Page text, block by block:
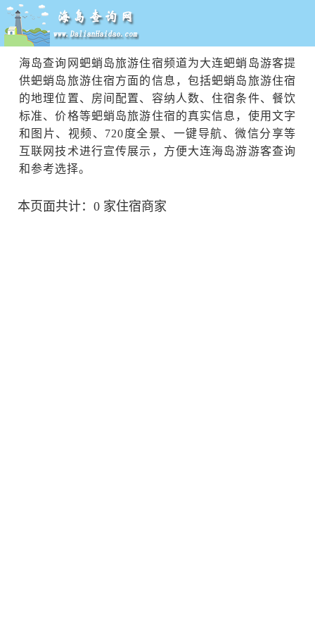
海岛查询网蚆蛸岛旅游住宿频道为大连蚆蛸岛游客提
供蚆蛸岛旅游住宿方面的信息，包括蚆蛸岛旅游住宿
的地理位置、房间配置、容纳人数、住宿条件、餐饮
标准、价格等蚆蛸岛旅游住宿的真实信息，使用文字
和图片、视频、720度全景、一键导航、微信分享等
互联网技术进行宣传展示，方便大连海岛游游客查询
和参考选择。
本页面共计：0 家住宿商家